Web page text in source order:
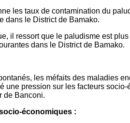
les taux de contamination du
dans le District de Bamako.
il ressort que le paludisme est
dans le District de Bamako.
les méfaits des maladies
une pression sur les facteurs socio-
de Banconi.
économiques :